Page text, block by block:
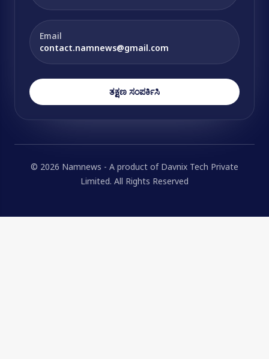
Email
contact.namnews@gmail.com
ತಕ್ಷಣ ಸಂಪರ್ಕಿಸಿ
© 2026 Namnews - A product of Davnix Tech Private
Limited. All Rights Reserved